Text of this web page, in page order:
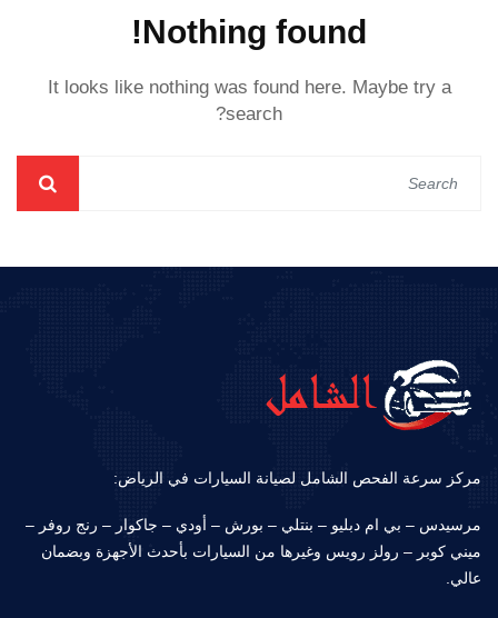
Nothing found!
It looks like nothing was found here. Maybe try a
search?
مركز سرعة الفحص الشامل لصيانة السيارات في الرياض:
مرسيدس – بي ام دبليو – بنتلي – بورش – أودي – جاكوار – رنج روفر –
ميني كوبر – رولز رويس وغيرها من السيارات بأحدث الأجهزة وبضمان
عالي.